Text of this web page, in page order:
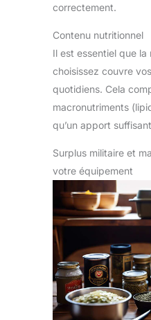
correctement.
Contenu nutritionnel
Il est essentiel que
choisissez couvre
quotidiens. Cela
macronutriments
qu’un apport
Surplus militaire et
votre équipement